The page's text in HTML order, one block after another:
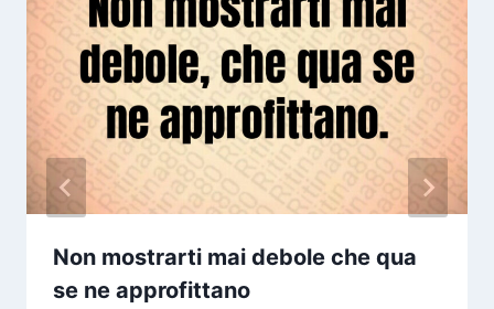
Non mostrarti mai debole che qua
se ne approfittano